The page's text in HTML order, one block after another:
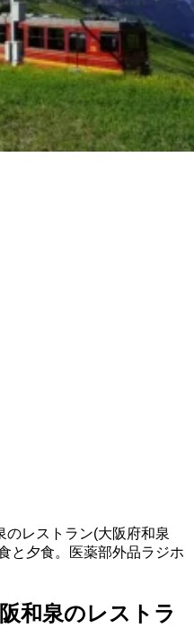
のレストラン(大阪府和泉
と夕食。医薬部外品ラジホ
和泉のレストラ